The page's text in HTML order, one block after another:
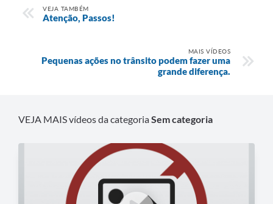
VEJA TAMBÉM
Atenção, Passos!
MAIS VÍDEOS
Pequenas ações no trânsito podem fazer uma
grande diferença.
VEJA MAIS vídeos da categoriaSem categoria